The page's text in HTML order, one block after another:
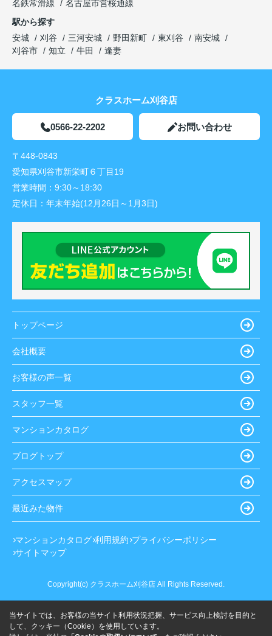
名鉄常滑線
名古屋市営桜通線
駅から探す
安城
刈谷 三河安城 野田新町 東刈谷
南安城
刈谷市
知立 牛田 逢妻
クラスホーム刈谷店
0566-22-2202 お問い合わせ
〒448-0843
愛知県刈谷市新栄町６丁目19
営業時間： 9:30～18:30
定休日： 年末年始(12月26日～1月3日)
トップページ
会社概要
お客様の声一覧
スタッフ一覧
マンションカタログ
ブログトップ
アクセスマップ
最近みた物件
マンションカタログ 利用規約 プライバシーポリシー
サイトマップ
Copyright(c) クラスホーム刈谷店 All Rights Reserved.
当サイトでは、お客様の当サイト利用状況把握、サービス向上検討を目的と
して、クッキー（Cookie）を使用しています。